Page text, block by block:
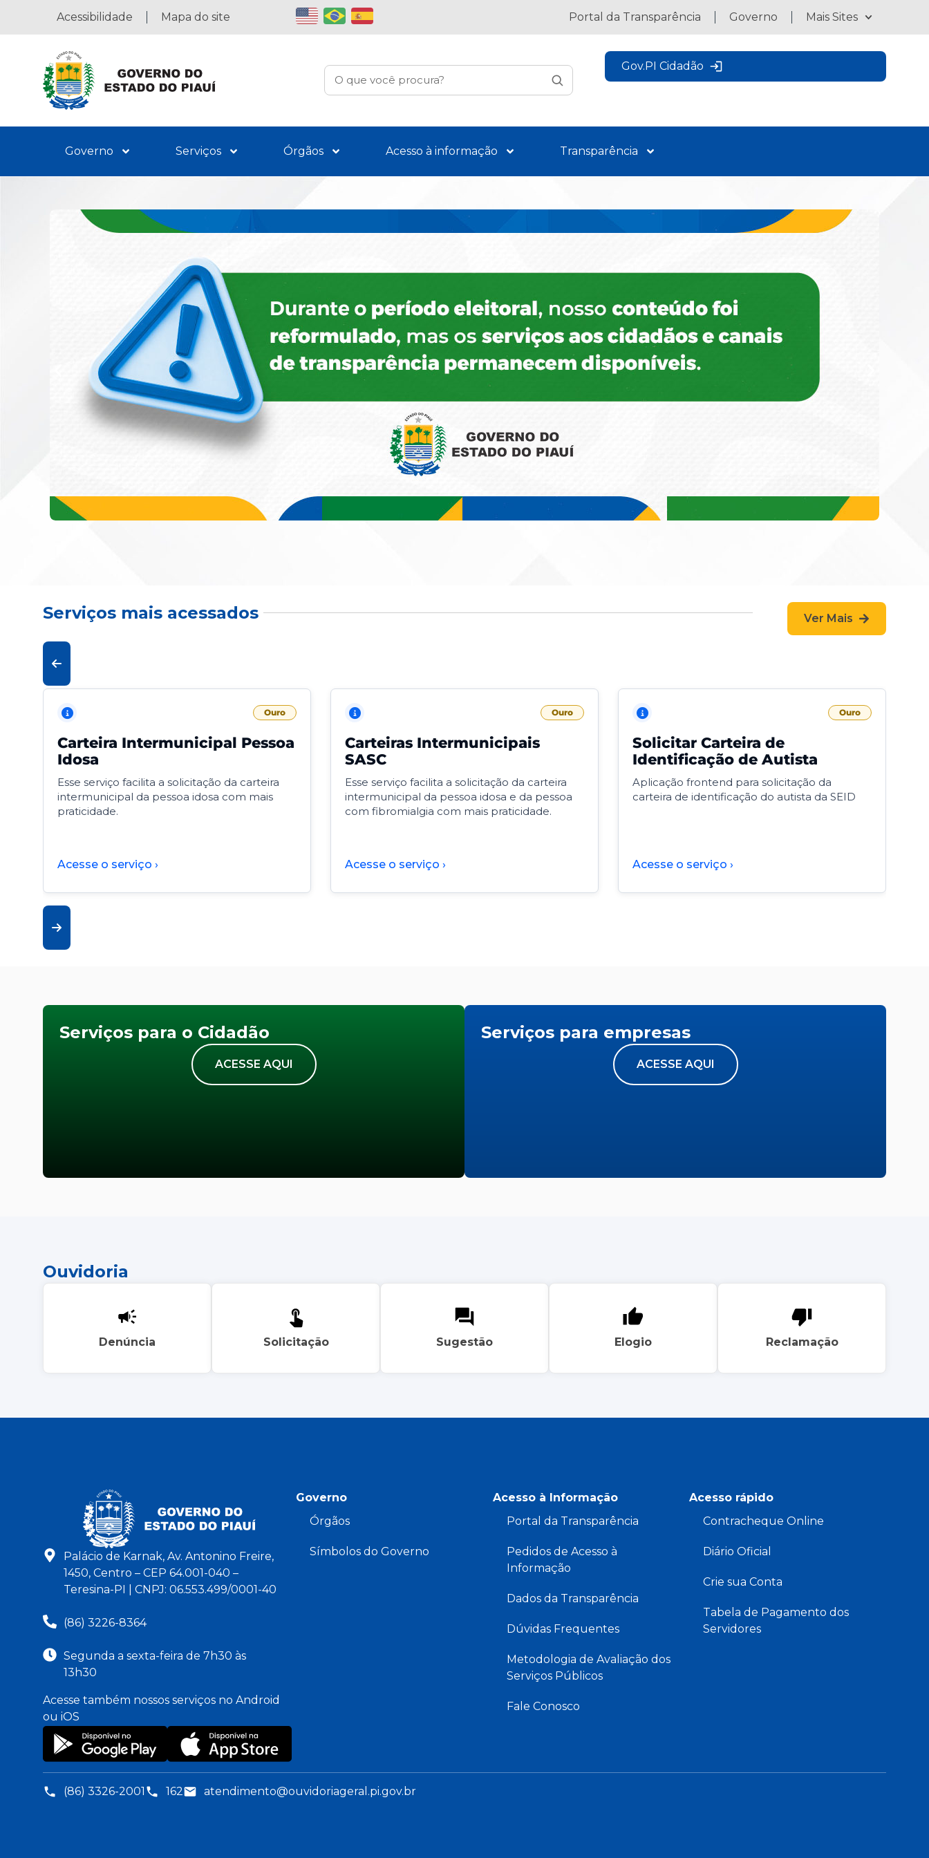
Acessibilidade Mapa do site Portal da Transparência Governo Mais Sites
Gov.PI Cidadão
Governo Serviços Órgãos Acesso à informação Transparência
Serviços mais acessados Ver Mais
Ouro
Carteira Intermunicipal Pessoa
Idosa
Esse serviço facilita a solicitação da carteira
intermunicipal da pessoa idosa com mais
praticidade.
Acesse o serviço ›
Ouro
Carteiras Intermunicipais
SASC
Esse serviço facilita a solicitação da carteira
intermunicipal da pessoa idosa e da pessoa
com fibromialgia com mais praticidade.
Acesse o serviço ›
Ouro
Solicitar Carteira de
Identificação de Autista
Aplicação frontend para solicitação da
carteira de identificação do autista da SEID
Acesse o serviço ›
Serviços para o Cidadão
ACESSE AQUI
Serviços para empresas
ACESSE AQUI
Ouvidoria
Denúncia Solicitação Sugestão Elogio Reclamação
Palácio de Karnak, Av. Antonino Freire,
1450, Centro – CEP 64.001-040 –
Teresina-PI | CNPJ: 06.553.499/0001-40
(86) 3226-8364
Segunda a sexta-feira de 7h30 às
13h30
Acesse também nossos serviços no Android
ou iOS
Governo
Órgãos
Símbolos do Governo
Acesso à Informação
Portal da Transparência
Pedidos de Acesso à
Informação
Dados da Transparência
Dúvidas Frequentes
Metodologia de Avaliação dos
Serviços Públicos
Fale Conosco
Acesso rápido
Contracheque Online
Diário Oficial
Crie sua Conta
Tabela de Pagamento dos
Servidores
(86) 3326-2001 162 atendimento@ouvidoriageral.pi.gov.br